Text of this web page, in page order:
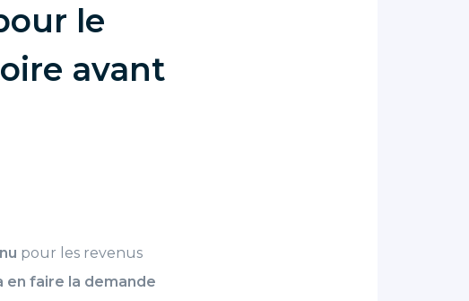
le
avant
pour les revenus
faire la demande